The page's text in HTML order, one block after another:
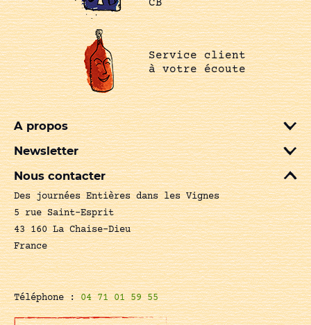
CB
Service client
à votre écoute
A propos
Newsletter
Nous contacter
Des journées Entières dans les Vignes
5 rue Saint-Esprit
43 160 La Chaise-Dieu
France
Téléphone :04 71 01 59 55